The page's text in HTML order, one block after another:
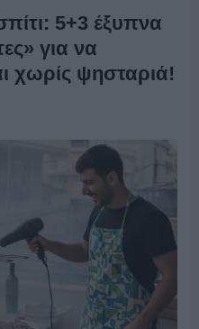
5+3 έξυπνα
για να
χωρίς ψησταριά!